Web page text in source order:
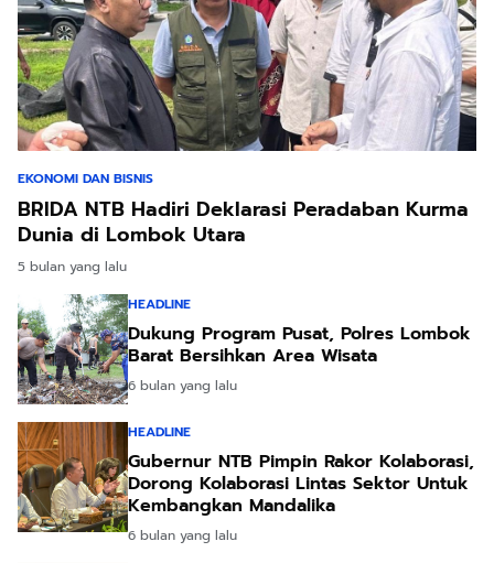
EKONOMI DAN BISNIS
BRIDA NTB Hadiri Deklarasi Peradaban Kurma
Dunia di Lombok Utara
5 bulan yang lalu
HEADLINE
Dukung Program Pusat, Polres Lombok
Barat Bersihkan Area Wisata
6 bulan yang lalu
HEADLINE
Gubernur NTB Pimpin Rakor Kolaborasi,
Dorong Kolaborasi Lintas Sektor Untuk
Kembangkan Mandalika
6 bulan yang lalu